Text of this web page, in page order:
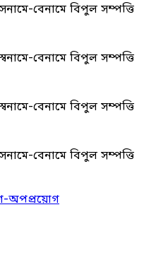
বেনামে বিপুল সম্পত্তি
বেনামে বিপুল সম্পত্তি
বেনামে বিপুল সম্পত্তি
বেনামে বিপুল সম্পত্তি
অপপ্রয়োগ